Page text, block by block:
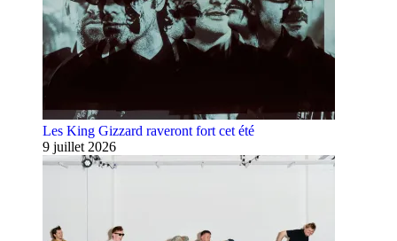
Les King Gizzard raveront fort cet été
9 juillet 2026